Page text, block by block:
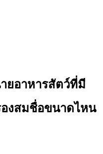
ยอาหารสัตว์ที่มี
งสมชื่อขนาดไหน